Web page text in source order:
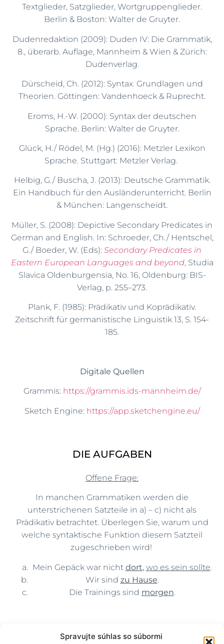
Spravujte súhlas so súbormi
Textglieder, Satzglieder, Wortgruppenglieder.
Berlin & Boston: Walter de Gruyter.
Dudenredaktion (2009): Duden IV: Die Grammatik,
8., überarb. Auflage, Mannheim & Wien & Zürich:
Dudenverlag.
Dürscheid, Ch. (2012): Syntax. Grundlagen und
Theorien. Göttingen: Vandenhoeck & Ruprecht.
Eroms, H.-W. (2000): Syntax der deutschen
Sprache. Berlin: Walter de Gruyter.
Glück, H./ Rödel, M. (Hg.) (2016): Metzler Lexikon
Sprache. Stuttgart: Metzler Verlag.
Helbig, G./ Buscha, J. (2013): Deutsche Grammatik.
Ein Handbuch für den Ausländerunterricht. Berlin
& München: Langenscheidt.
Müller, S. (2008): Depictive Secondary Predicates in
German and English. In: Schroeder, Ch./ Hentschel,
G./ Boeder, W. (Eds): Secondary Predicates in
Eastern European Languages and beyond, Studia
Slavica Oldenburgensia, No. 16, Oldenburg: BIS-
Verlag, p. 255–273.
Plank, F. (1985): Prädikativ und Koprädikativ.
Zeitschrift für germanistische Linguistik 13, S. 154-
185.
Digitale Quellen
Grammis: https://grammis.ids-mannheim.de/
Sketch Engine: https://app.sketchengine.eu/
DIE AUFGABEN
Offene Frage:
In manchen Grammatiken werden die
unterstrichenen Satzteile in a) – c) nicht als
Prädikativ betrachtet. Überlegen Sie, warum und
welche syntaktische Funktion diesem Satzteil
zugeschrieben wird!
Mein Gepäck war nicht dort, wo es sein sollte.
Wir sind zu Hause.
Die Trainings sind morgen.